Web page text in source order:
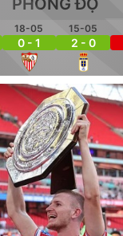
PHONG ĐỘ
18-05
0 - 1
15-05
2 - 0